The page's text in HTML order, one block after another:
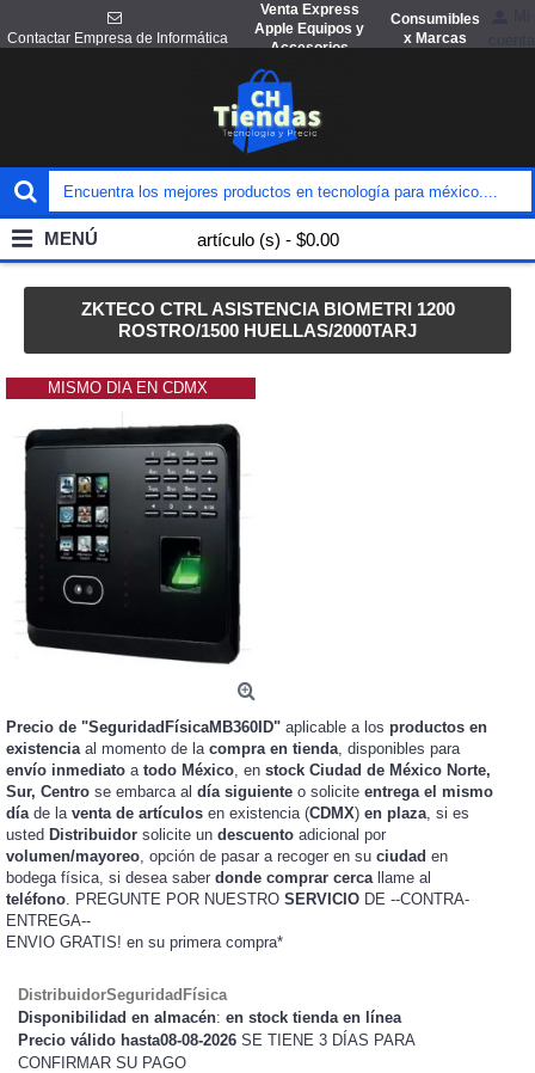
Contactar Empresa de Informática
Venta Express
Apple Equipos y
Accesorios
Consumibles
x Marcas
artículo (s) - $0.00
MENÚ
ZKTECO CTRL ASISTENCIA BIOMETRI 1200
ROSTRO/1500 HUELLAS/2000TARJ
MISMO DIA EN CDMX
Precio de "SeguridadFísicaMB360ID" aplicable a los productos en
existenciaal momento de la compra en tienda, disponibles para
envío inmediato a todo México, en stock Ciudad de México Norte,
Sur, Centro se embarca al día siguiente o solicite entrega el mismo
díade la venta de artículos en existencia (CDMX) en plaza, si es
usted Distribuidor solicite un descuento adicional por
volumen/mayoreo, opción de pasar a recoger en su ciudad en
bodega física, si desea saber donde comprar cercallame al
teléfono. PREGUNTE POR NUESTRO SERVICIO DE --CONTRA-
ENTREGA--
ENVIO GRATIS! en su primera compra*
DistribuidorSeguridadFísica
Disponibilidad en almacén: en stock tienda en línea
Precio válido hasta08-08-2026 SE TIENE 3 DÍAS PARA
CONFIRMAR SU PAGO